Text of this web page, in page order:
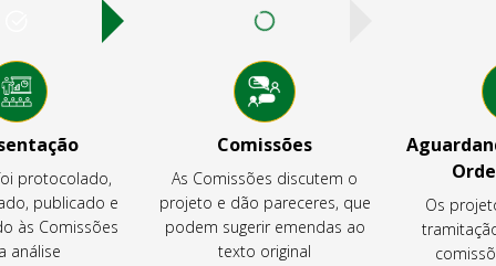
protocolado,
publicado e
às Comissões
análise
Comissões
As Comissões discutem o
projeto e dão pareceres, que
podem sugerir emendas ao
texto original
Os